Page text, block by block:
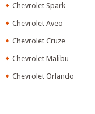
Chevrolet Spark
Chevrolet Aveo
Chevrolet Cruze
Chevrolet Malibu
Chevrolet Orlando